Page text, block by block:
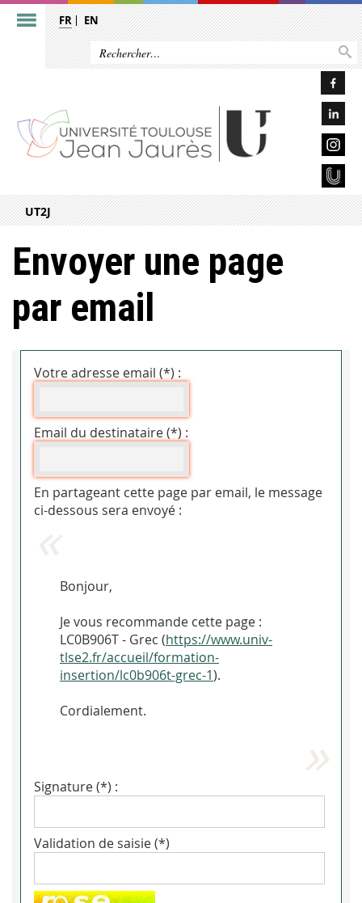
FR EN
UT2J
Envoyer une page
par email
Votre adresse email (*) :
Email du destinataire (*) :
En partageant cette page par email, le message
ci-dessous sera envoyé :
Bonjour,
Je vous recommande cette page :
LC0B906T - Grec (https://www.univ-
tlse2.fr/accueil/formation-
insertion/lc0b906t-grec-1).
Cordialement.
Signature (*) :
Validation de saisie (*)